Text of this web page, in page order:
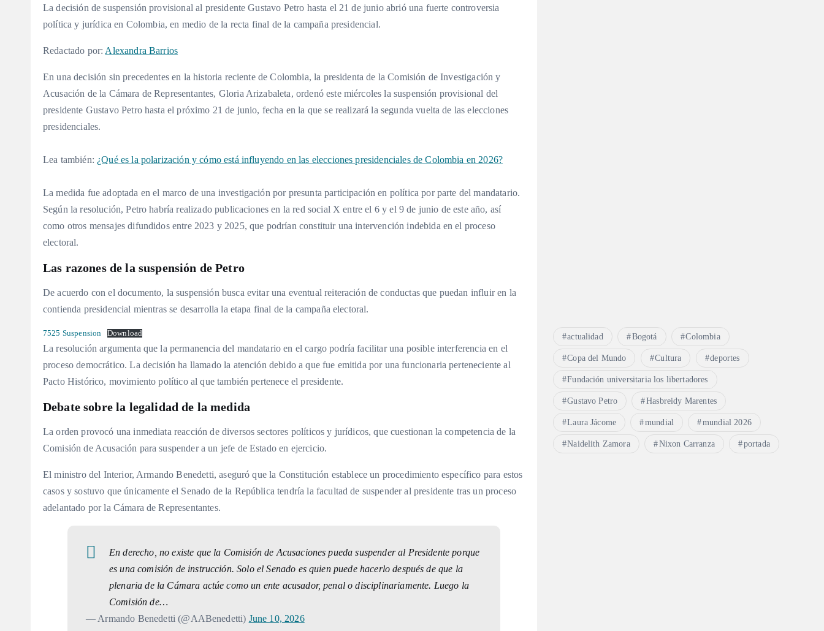
La decisión de suspensión provisional al presidente Gustavo Petro hasta el 21 de junio abrió una fuerte controversia
política y jurídica en Colombia, en medio de la recta final de la campaña presidencial.
Redactado por: Alexandra Barrios
En una decisión sin precedentes en la historia reciente de Colombia, la presidenta de la Comisión de Investigación y
Acusación de la Cámara de Representantes, Gloria Arizabaleta, ordenó este miércoles la suspensión provisional del
presidente Gustavo Petro hasta el próximo 21 de junio, fecha en la que se realizará la segunda vuelta de las elecciones
presidenciales.
Lea también: ¿Qué es la polarización y cómo está influyendo en las elecciones presidenciales de Colombia en 2026?
La medida fue adoptada en el marco de una investigación por presunta participación en política por parte del mandatario.
Según la resolución, Petro habría realizado publicaciones en la red social X entre el 6 y el 9 de junio de este año, así
como otros mensajes difundidos entre 2023 y 2025, que podrían constituir una intervención indebida en el proceso
electoral.
Las razones de la suspensión de Petro
De acuerdo con el documento, la suspensión busca evitar una eventual reiteración de conductas que puedan influir en la
contienda presidencial mientras se desarrolla la etapa final de la campaña electoral.
7525 Suspension Download
La resolución argumenta que la permanencia del mandatario en el cargo podría facilitar una posible interferencia en el
proceso democrático. La decisión ha llamado la atención debido a que fue emitida por una funcionaria perteneciente al
Pacto Histórico, movimiento político al que también pertenece el presidente.
Debate sobre la legalidad de la medida
La orden provocó una inmediata reacción de diversos sectores políticos y jurídicos, que cuestionan la competencia de la
Comisión de Acusación para suspender a un jefe de Estado en ejercicio.
El ministro del Interior, Armando Benedetti, aseguró que la Constitución establece un procedimiento específico para estos
casos y sostuvo que únicamente el Senado de la República tendría la facultad de suspender al presidente tras un proceso
adelantado por la Cámara de Representantes.
En derecho, no existe que la Comisión de Acusaciones pueda suspender al Presidente porque
es una comisión de instrucción. Solo el Senado es quien puede hacerlo después de que la
plenaria de la Cámara actúe como un ente acusador, penal o disciplinariamente. Luego la
Comisión de…
— Armando Benedetti (@AABenedetti) June 10, 2026
actualidad Bogotá Colombia
Copa del Mundo Cultura deportes
Fundación universitaria los libertadores
Gustavo Petro Hasbreidy Marentes
Laura Jácome mundial mundial 2026
Naidelith Zamora Nixon Carranza portada